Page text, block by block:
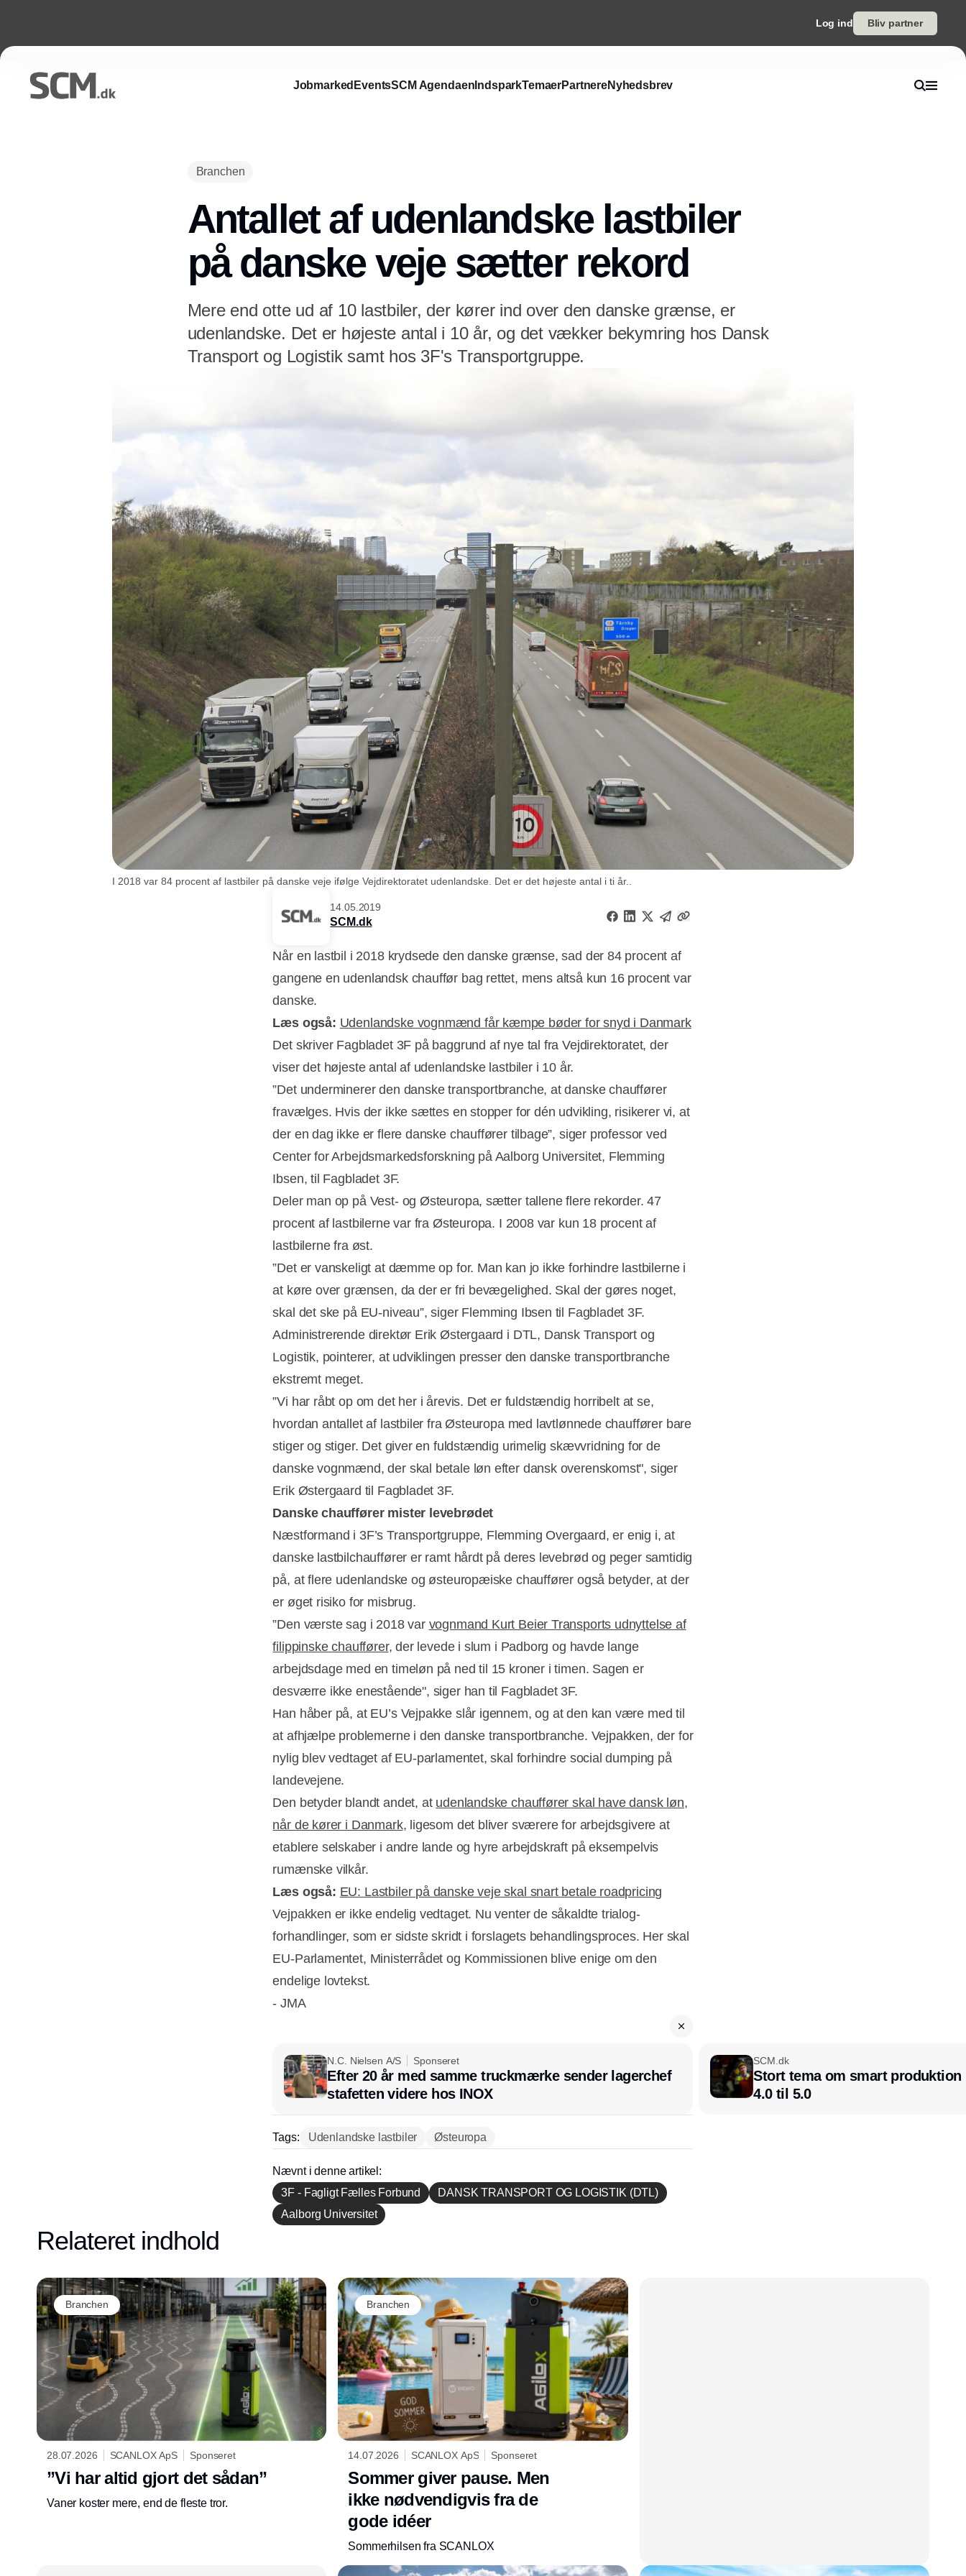
Log ind Bliv partner
Jobmarked EventsSCM Agendaen IndsparkTemaerPartnereNyhedsbrev
Branchen
Antallet af udenlandske lastbiler
på danske veje sætter rekord
Mere end otte ud af 10 lastbiler, der kører ind over den danske grænse, er
udenlandske. Det er højeste antal i 10 år, og det vækker bekymring hos Dansk
Transport og Logistik samt hos 3F's Transportgruppe.
I 2018 var 84 procent af lastbiler på danske veje ifølge Vejdirektoratet udenlandske. Det er det højeste antal i ti år..
14.05.2019
SCM.dk
Når en lastbil i 2018 krydsede den danske grænse, sad der 84 procent af
gangene en udenlandsk chauffør bag rettet, mens altså kun 16 procent var
danske.
Læs også: Udenlandske vognmænd får kæmpe bøder for snyd i Danmark
Det skriver Fagbladet 3F på baggrund af nye tal fra Vejdirektoratet, der
viser det højeste antal af udenlandske lastbiler i 10 år.
”Det underminerer den danske transportbranche, at danske chauffører
fravælges. Hvis der ikke sættes en stopper for dén udvikling, risikerer vi, at
der en dag ikke er flere danske chauffører tilbage”, siger professor ved
Center for Arbejdsmarkedsforskning på Aalborg Universitet, Flemming
Ibsen, til Fagbladet 3F.
Deler man op på Vest- og Østeuropa, sætter tallene flere rekorder. 47
procent af lastbilerne var fra Østeuropa. I 2008 var kun 18 procent af
lastbilerne fra øst.
”Det er vanskeligt at dæmme op for. Man kan jo ikke forhindre lastbilerne i
at køre over grænsen, da der er fri bevægelighed. Skal der gøres noget,
skal det ske på EU-niveau”, siger Flemming Ibsen til Fagbladet 3F.
Administrerende direktør Erik Østergaard i DTL, Dansk Transport og
Logistik, pointerer, at udviklingen presser den danske transportbranche
ekstremt meget.
”Vi har råbt op om det her i årevis. Det er fuldstændig horribelt at se,
hvordan antallet af lastbiler fra Østeuropa med lavtlønnede chauffører bare
stiger og stiger. Det giver en fuldstændig urimelig skævvridning for de
danske vognmænd, der skal betale løn efter dansk overenskomst", siger
Erik Østergaard til Fagbladet 3F.
Danske chauffører mister levebrødet
Næstformand i 3F’s Transportgruppe, Flemming Overgaard, er enig i, at
danske lastbilchauffører er ramt hårdt på deres levebrød og peger samtidig
på, at flere udenlandske og østeuropæiske chauffører også betyder, at der
er øget risiko for misbrug.
”Den værste sag i 2018 var vognmand Kurt Beier Transports udnyttelse af
filippinske chauffører, der levede i slum i Padborg og havde lange
arbejdsdage med en timeløn på ned til 15 kroner i timen. Sagen er
desværre ikke enestående", siger han til Fagbladet 3F.
Han håber på, at EU’s Vejpakke slår igennem, og at den kan være med til
at afhjælpe problemerne i den danske transportbranche. Vejpakken, der for
nylig blev vedtaget af EU-parlamentet, skal forhindre social dumping på
landevejene.
Den betyder blandt andet, at udenlandske chauffører skal have dansk løn,
når de kører i Danmark, ligesom det bliver sværere for arbejdsgivere at
etablere selskaber i andre lande og hyre arbejdskraft på eksempelvis
rumænske vilkår.
Læs også: EU: Lastbiler på danske veje skal snart betale roadpricing
Vejpakken er ikke endelig vedtaget. Nu venter de såkaldte trialog-
forhandlinger, som er sidste skridt i forslagets behandlingsproces. Her skal
EU-Parlamentet, Ministerrådet og Kommissionen blive enige om den
endelige lovtekst.
- JMA
N.C. Nielsen A/S Sponseret
Efter 20 år med samme truckmærke sender lagerchef
stafetten videre hos INOX
SCM.dk
Stort tema om smart
4.0 til 5.0
Tags: Udenlandske lastbiler Østeuropa
Nævnt i denne artikel:
3F - Fagligt Fælles Forbund
DANSK TRANSPORT OG LOGISTIK (DTL)
Aalborg Universitet
Relateret indhold
Branchen
28.07.2026 SCANLOX ApS Sponseret
”Vi har altid gjort det sådan”
Vaner koster mere, end de fleste tror.
Branchen
14.07.2026 SCANLOX ApS Sponseret
Sommer giver pause. Men
ikke nødvendigvis fra de
gode idéer
Sommerhilsen fra SCANLOX